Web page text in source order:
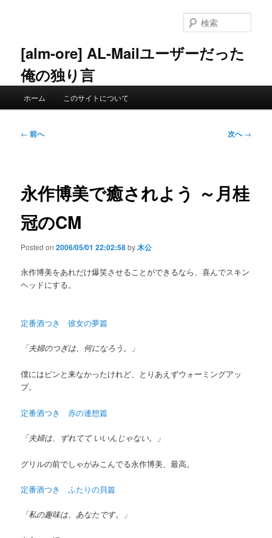
ン
へ
[alm-ore] AL-Mailユーザーだった
俺の独り言
索
ホーム このサイトについて
投
ゲ
ー
ョ
ン
← 前へ 次へ→
永作博美で癒されよう ～月桂
冠のCM
Posted on2006/05/01 22:02:58by木公
永作博美をあれだけ爆笑させることができるなら、喜んでスキン
ヘッドにする。
定番酒つき 彼女の夢篇
「夫婦のつぎは、何になろう。」
僕にはピンと来なかったけれど、とりあえずウォーミングアッ
プ。
定番酒つき 赤の連想篇
「夫婦は、ずれてて いいんじゃない。」
グリルの前でしゃがみこんでる永作博美、最高。
定番酒つき ふたりの貝篇
「私の趣味は、あなたです。」